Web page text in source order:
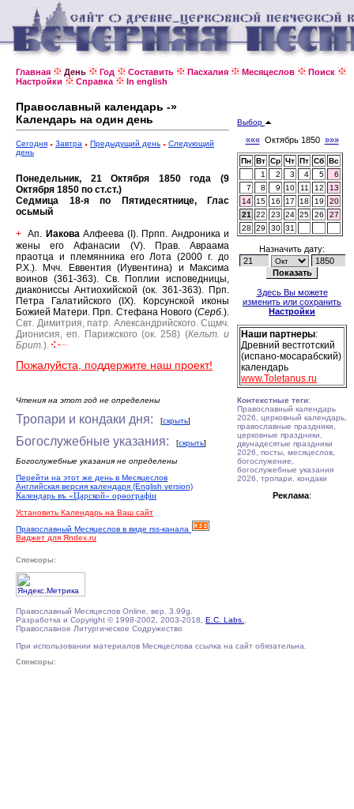
Главная День Год Составить Пасхалия Месяцеслов
Поиск
Настройки
Справка In english
Православный календарь -»
Календарь на один день
Сегодня Завтра Предыдущий день
Следующий
день
Понедельник, 21 Октября 1850 года (9
Октября 1850 по ст.ст.)
Седмица 18-я по Пятидесятнице, Глас
осьмый
+ Ап. Иакова Алфеева (I). Прпп. Андроника и
жены его Афанасии (V).
Прав. Авраама
праотца и племянника его Лота (2000 г. до
Р.Х.).
Мчч. Еввентия (Иувентина) и Максима
воинов (361-363). Св. Поплии исповедницы,
диакониссы Антиохийской (ок. 361-363). Прп.
Петра Галатийского (IX).
Корсунской иконы
Божией Матери. Прп. Стефана Нового (Серб.).
Свт. Димитрия, патр. Александрийского. Сщмч.
Дионисия, еп. Парижского (ок. 258) (Кельт. и
Брит.).
Пожалуйста, поддержите наш проект!
Чтения на этот год не определены
Тропари и кондаки дня: [скрыть]
Богослужебные указания: [скрыть]
Богослужебные указания не определены
Перейти на этот же день в Месяцеслов
Английская версия календаря (English version)
Календарь въ «Царской» орѳографiи
Установить Календарь на Ваш сайт
Православный Месяцеслов в виде rss-канала
Виджет для Яndex.ru
Выбор
«««Октябрь 1850 »»»
Пн Вт Ср Чт Пт Сб Вс
1
2 3 4 5
6
7
8 9 10 11 12
13
14
15 16 17 18 19
20
21
22 23 24 25 26
27
28
29 30 31
Назначить дату:
Здесь Вы можете
изменить или сохранить
Настройки
Наши партнеры:
Древний вестготский
(испано-мосарабский)
календарь
www.Toletanus.ru
Контекстные теги:
Православный календарь
2026, церковный календарь,
православные праздники,
церковные праздники,
двунадесятые праздники
2026, посты, месяцеслов,
богослужение,
богослужебные указания
2026, тропари, кондаки
Реклама:
Спонсоры:
Православный Месяцеслов Online, вер. 3.99g.
Разработка и Copyright © 1998-2002, 2003-2018, E.C. Labs.
Православное Литургическое Содружество
При использовании материалов Месяцеслова ссылка на сайт обязательна.
Спонсоры: